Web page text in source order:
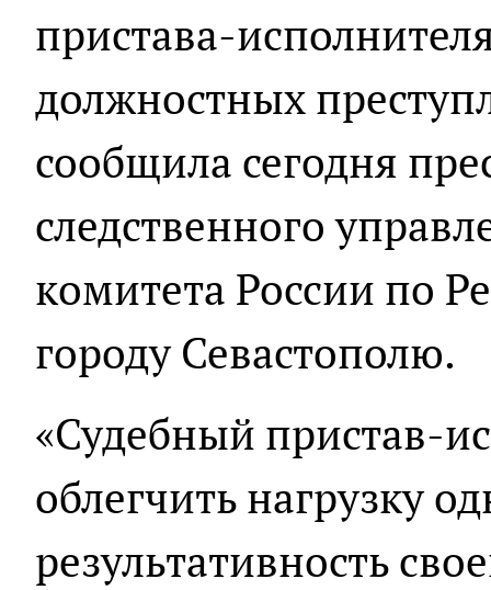
пристава-
должностных
сообщила сегодня
следственного
комитета России по
городу Севастополю.
«Судебный пристав-
облегчить нагрузку
результативность